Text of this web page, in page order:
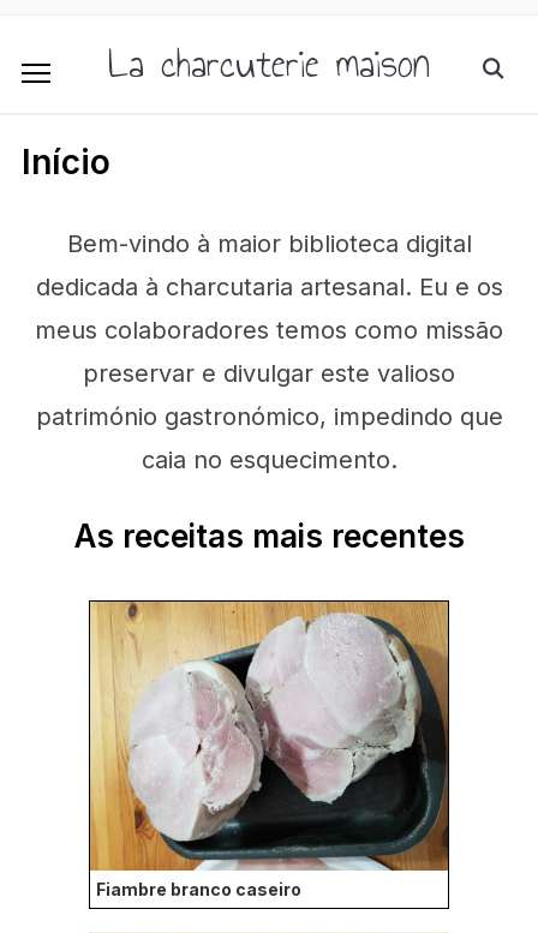
La charcuterie maison
Início
Bem-vindo à maior biblioteca digital
dedicada à charcutaria artesanal. Eu e os
meus colaboradores temos como missão
preservar e divulgar este valioso
património gastronómico, impedindo que
caia no esquecimento.
As receitas mais recentes
Fiambre branco caseiro